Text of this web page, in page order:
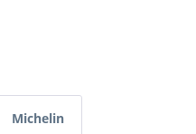
Michelin